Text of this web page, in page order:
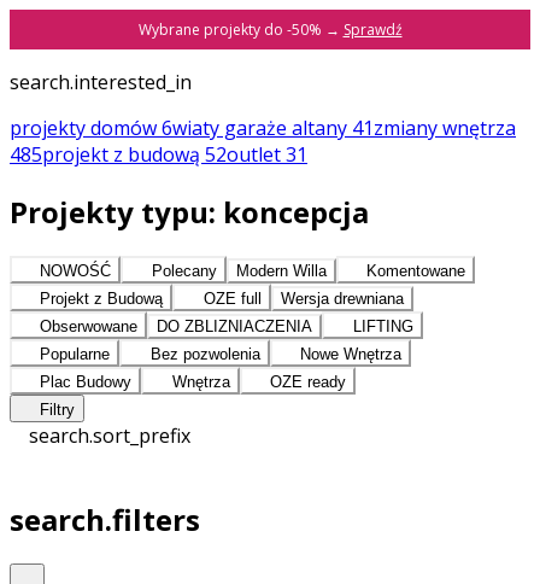
Wybrane projekty do -50% → Sprawdź
search.interested_in
projekty domów6wiaty garaże altany 41zmianywnętrza
485projekt z budową 52outlet31
Projekty typu: koncepcja
NOWOŚĆ Polecany Modern Willa
Komentowane
Projekt z Budową
OZE full
Wersja drewniana
Obserwowane
DO ZBLIZNIACZENIA
LIFTING
Popularne
Bez pozwolenia
Nowe Wnętrza
Plac Budowy
Wnętrza
OZE ready
Filtry
search.sort_prefix
search.filters